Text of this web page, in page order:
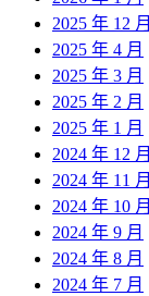
2025 年 12 月
2025 年 4 月
2025 年 3 月
2025 年 2 月
2025 年 1 月
2024 年 12 月
2024 年 11 月
2024 年 10 月
2024 年 9 月
2024 年 8 月
2024 年 7 月